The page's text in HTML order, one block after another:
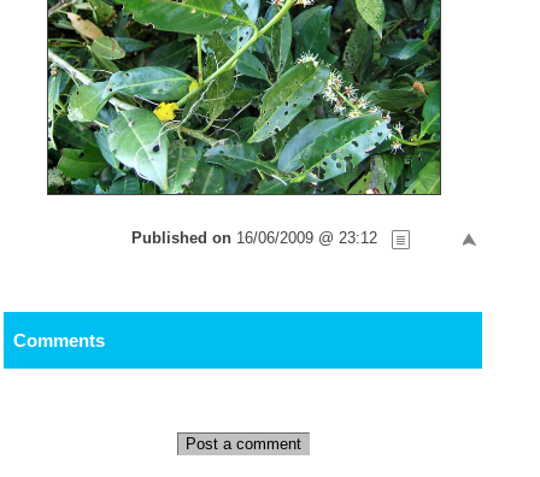
Published on 16/06/2009 @ 23:12
Comments
Post a comment